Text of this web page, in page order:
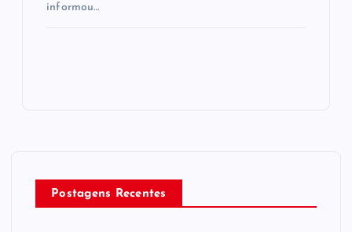
informou…
Postagens Recentes